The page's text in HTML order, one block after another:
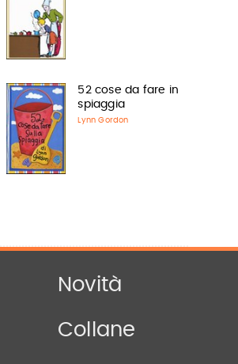
52 cose da fare in
spiaggia
Lynn Gordon
Novità
Collane